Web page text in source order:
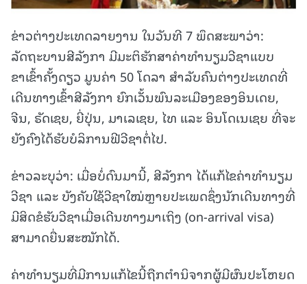
ຂ່າວຕ່າງປະເທດລາຍງານ ໃນວັນທີ 7 ພຶດສະພາວ່າ:
ລັດຖະບານສີລັງກາ ມີມະຕິຮັກສາຄ່າທຳນຽມວີຊາແບບ
ຂາເຂົ້າຄັ້ງດຽວ ມູນຄ່າ 50 ໂດລາ ສຳລັບຄົນຕ່າງປະເທດທີ່
ເດີນທາງເຂົ້າສີລັງກາ ຍົກເວັ້ນພົນລະເມືອງຂອງອິນເດຍ,
ຈີນ, ຣັດເຊຍ, ຍີ່ປຸ່ນ, ມາເລເຊຍ, ໄທ ແລະ ອິນໂດເນເຊຍ ທີ່ຈະ
ຍັງຄົງໄດ້ຮັບບໍລິການຟີວີຊາຕໍ່ໄປ.
ຂ່າວລະບຸວ່າ: ເມື່ອບໍ່ດົນມານີ້, ສີລັງກາ ໄດ້ແກ້ໄຂຄ່າທຳນຽມ
ວີຊາ ແລະ ບັງຄັບໃຊ້ວີຊາໃໝ່ຫຼາຍປະເພດຊຶ່ງນັກເດີນທາງທີ່
ມີສິດຂໍຮັບວີຊາເມື່ອເດີນທາງມາເຖິງ (on-arrival visa)
ສາມາດຍື່ນສະໝັກໄດ້.
ຄ່າທຳນຽມທີ່ມີການແກ້ໄຂນີ້ຖືກຕຳນິຈາກຜູ້ມີຜົນປະໂຫຍດ